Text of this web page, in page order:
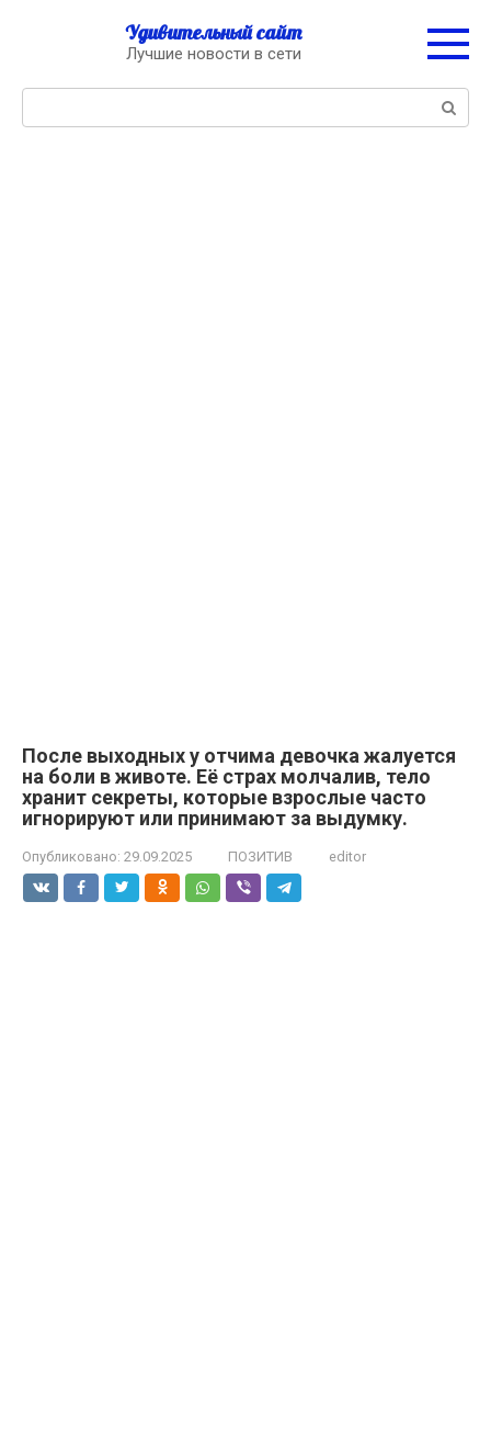
Удивительный сайт
Лучшие новости в сети
После выходных у отчима девочка жалуется
на боли в животе. Её страх молчалив, тело
хранит секреты, которые взрослые часто
игнорируют или принимают за выдумку.
Опубликовано: 29.09.2025 ПОЗИТИВ editor